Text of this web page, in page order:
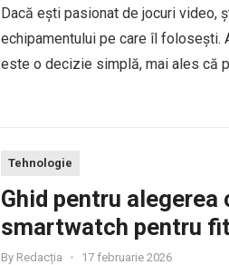
Dacă ești pasionat de jocuri video,
echipamentului pe care îl folosești.
este o decizie simplă, mai ales că
Tehnologie
Ghid pentru alegerea
smartwatch pentru
By Redacția • 17 februarie 2026